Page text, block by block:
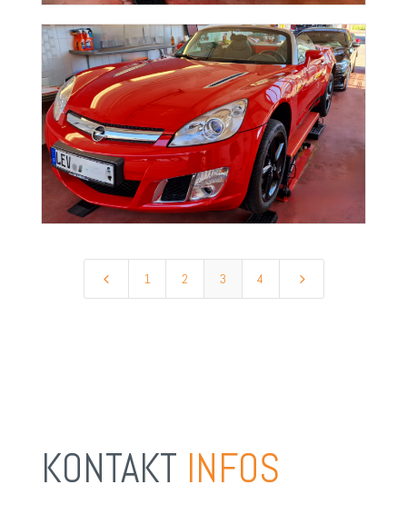
4 1 2 3 4 5
KONTAKT INFOS